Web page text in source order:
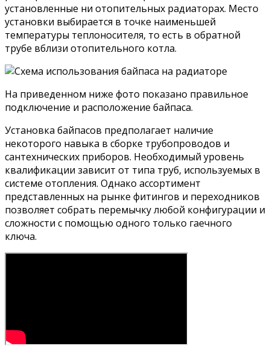
установленные ни отопительных радиаторах. Место
установки выбирается в точке наименьшей
температуры теплоносителя, то есть в обратной
трубе вблизи отопительного котла.
На приведенном ниже фото показано правильное
подключение и расположение байпаса.
Установка байпасов предполагает наличие
некоторого навыка в сборке трубопроводов и
сантехнических приборов. Необходимый уровень
квалификации зависит от типа труб, используемых в
системе отопления. Однако ассортимент
представленных на рынке фитингов и переходников
позволяет собрать перемычку любой конфигурации и
сложности с помощью одного только гаечного
ключа.